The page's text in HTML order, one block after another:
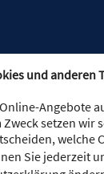
und anderen
Angebote
setzen wir
welche
Sie jederzeit